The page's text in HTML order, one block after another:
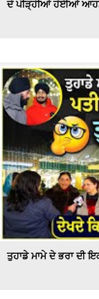
ਦੋ ਪੀੜ੍ਹੀਆਂ ਹੋਈਆਂ
ਤੁਹਾਡੇ ਮਾਮੇ ਦੇ ਭਰਾ ਦੀ